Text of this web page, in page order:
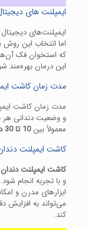
ایمپلنت های
ایمپلنت‌های دیجیتال
اما انتخاب این
که استخوان فک آن‌ها
این درمان بهره‌مند
مدت زمان کاشت
مدت زمان کاشت
و وضعیت دندانی هر
معمولاً بین10 تا 30 دقیقه
کاشت ایمپلنت
کاشت ایمپلنت دندان
و با تجربه انجام
ابزارهای مدرن و
می‌تواند به
کند.